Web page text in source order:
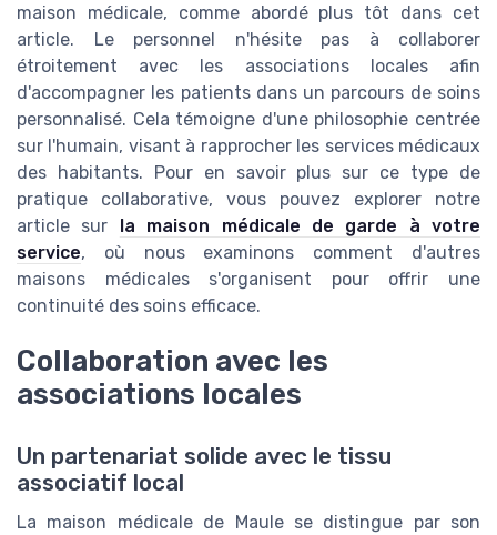
maison médicale, comme abordé plus tôt dans cet
article. Le personnel n'hésite pas à collaborer
étroitement avec les associations locales afin
d'accompagner les patients dans un parcours de soins
personnalisé. Cela témoigne d'une philosophie centrée
sur l'humain, visant à rapprocher les services médicaux
des habitants. Pour en savoir plus sur ce type de
pratique collaborative, vous pouvez explorer notre
article sur la maison médicale de garde à votre
service, où nous examinons comment d'autres
maisons médicales s'organisent pour offrir une
continuité des soins efficace.
Collaboration avec les
associations locales
Un partenariat solide avec le tissu
associatif local
La maison médicale de Maule se distingue par son